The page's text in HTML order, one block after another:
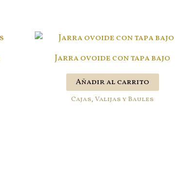
Jarra ovoide con tapa bajo
Añadir al carrito
Cajas, Valijas y Baules